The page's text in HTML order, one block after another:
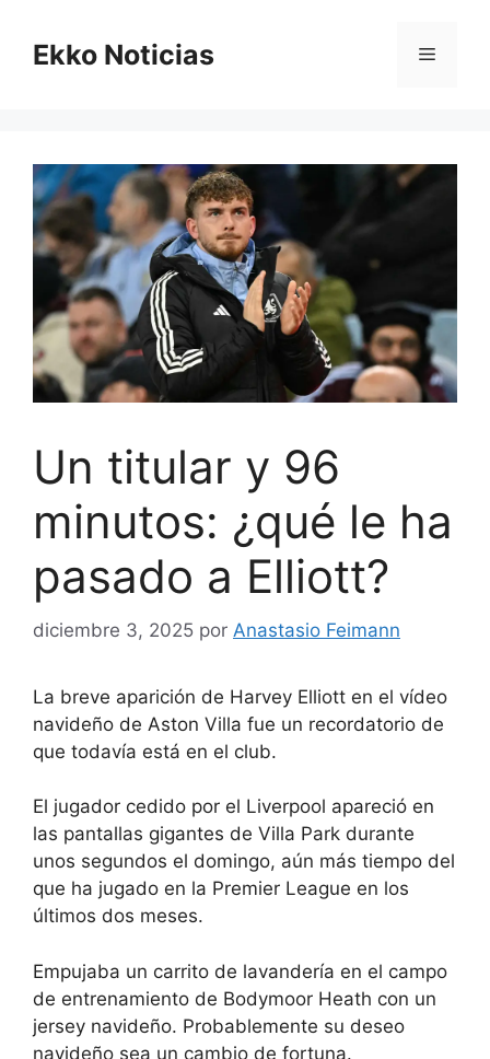
contenido
Ekko Noticias Menú
Un titular y 96
minutos: ¿qué le ha
pasado a Elliott?
diciembre 3, 2025 por Anastasio Feimann
La breve aparición de Harvey Elliott en el vídeo
navideño de Aston Villa fue un recordatorio de
que todavía está en el club.
El jugador cedido por el Liverpool apareció en
las pantallas gigantes de Villa Park durante
unos segundos el domingo, aún más tiempo del
que ha jugado en la Premier League en los
últimos dos meses.
Empujaba un carrito de lavandería en el campo
de entrenamiento de Bodymoor Heath con un
jersey navideño. Probablemente su deseo
navideño sea un cambio de fortuna.